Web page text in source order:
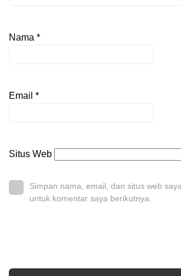
Nama *
Email *
Situs Web
Simpan nama, email, dan situs web
untuk komentar saya berikutnya.